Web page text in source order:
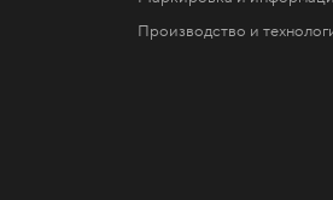
Производство и